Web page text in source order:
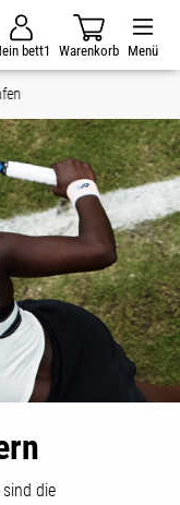
bett1 Warenkorb Menü
die